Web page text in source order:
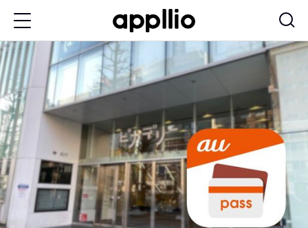
ン
コ
ン
テ
ン
ツ
に
移